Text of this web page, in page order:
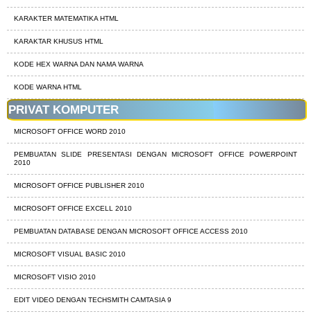
KARAKTER MATEMATIKA HTML
KARAKTAR KHUSUS HTML
KODE HEX WARNA DAN NAMA WARNA
KODE WARNA HTML
PRIVAT KOMPUTER
MICROSOFT OFFICE WORD 2010
PEMBUATAN SLIDE PRESENTASI DENGAN MICROSOFT OFFICE POWERPOINT
2010
MICROSOFT OFFICE PUBLISHER 2010
MICROSOFT OFFICE EXCELL 2010
PEMBUATAN DATABASE DENGAN MICROSOFT OFFICE ACCESS 2010
MICROSOFT VISUAL BASIC 2010
MICROSOFT VISIO 2010
EDIT VIDEO DENGAN TECHSMITH CAMTASIA 9